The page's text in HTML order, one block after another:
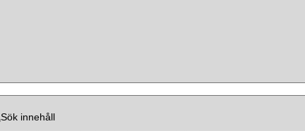
Sök innehåll